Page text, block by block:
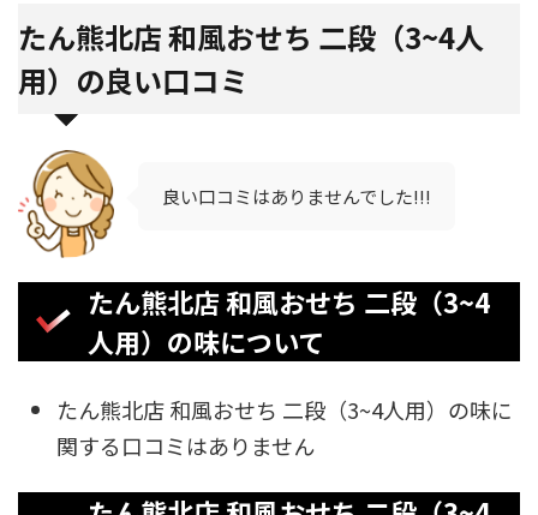
たん熊北店 和風おせち 二段（3~4人
用）の良い口コミ
良い口コミはありませんでした!!!
たん熊北店 和風おせち 二段（3~4
人用）の味について
たん熊北店 和風おせち 二段（3~4人用）の味に
関する口コミはありません